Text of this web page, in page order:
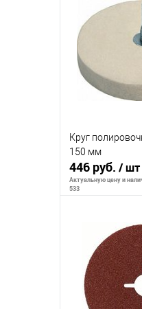
В
К сравнению
В избранное
Круг
150 мм
446 руб. / шт
Актуальную цену и
533
К сравнению
В избранное